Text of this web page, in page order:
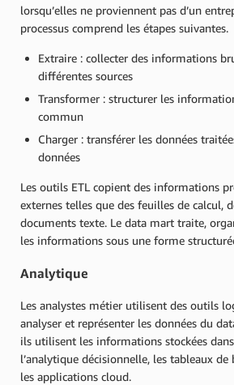
lorsqu’elles ne proviennent pas d’un
processus comprend les étapes suivantes.
Extraire : collecter des informations
différentes sources
Transformer : structurer les
commun
Charger : transférer les données
données
Les outils ETL copient des informations
externes telles que des feuilles de calcul,
documents texte. Le data mart traite,
les informations sous une forme
Analytique
Les analystes métier utilisent des outils
analyser et représenter les données du
ils utilisent les informations stockées
l’analytique décisionnelle, les tableaux
les applications cloud.